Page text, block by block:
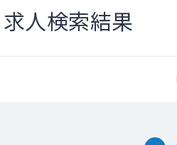
人検索結果